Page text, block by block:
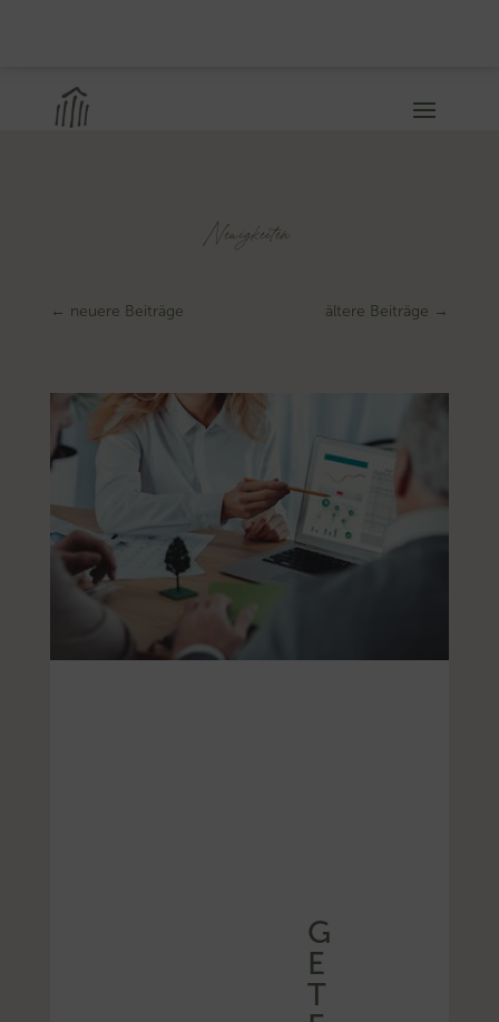
Neuigkeiten
← neuere Beiträge ältere Beiträge →
G
E
T